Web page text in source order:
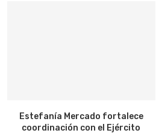
Estefanía Mercado fortalece
coordinación con el Ejército